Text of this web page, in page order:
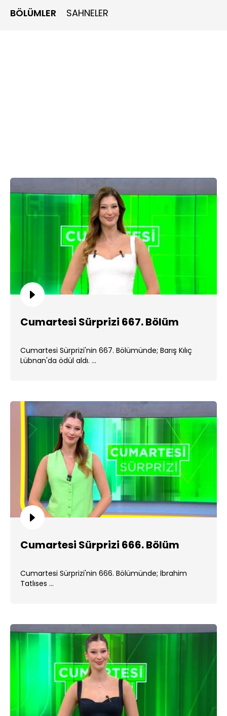
BÖLÜMLER SAHNELER
Cumartesi Sürprizi 667. Bölüm
Cumartesi Sürprizi'nin 667. Bölümünde; Barış Kılıç
Lübnan'da ödül aldı. ...
Cumartesi Sürprizi 666. Bölüm
Cumartesi Sürprizi'nin 666. Bölümünde; İbrahim
Tatlıses ...